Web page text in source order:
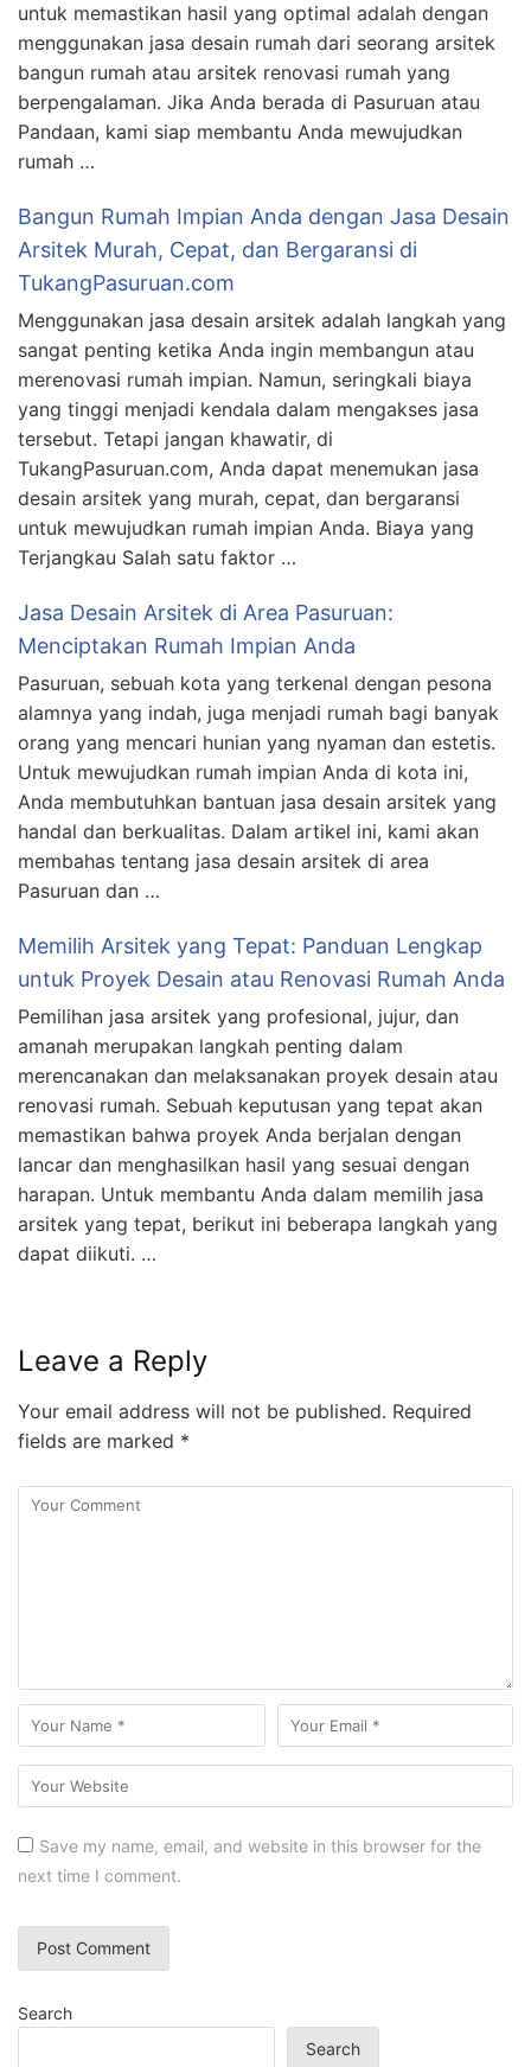
untuk memastikan hasil yang optimal adalah dengan
menggunakan jasa desain rumah dari seorang arsitek
bangun rumah atau arsitek renovasi rumah yang
berpengalaman. Jika Anda berada di Pasuruan atau
Pandaan, kami siap membantu Anda mewujudkan
rumah …
Bangun Rumah Impian Anda dengan Jasa Desain
Arsitek Murah, Cepat, dan Bergaransi di
TukangPasuruan.com
Menggunakan jasa desain arsitek adalah langkah yang
sangat penting ketika Anda ingin membangun atau
merenovasi rumah impian. Namun, seringkali biaya
yang tinggi menjadi kendala dalam mengakses jasa
tersebut. Tetapi jangan khawatir, di
TukangPasuruan.com, Anda dapat menemukan jasa
desain arsitek yang murah, cepat, dan bergaransi
untuk mewujudkan rumah impian Anda. Biaya yang
Terjangkau Salah satu faktor …
Jasa Desain Arsitek di Area Pasuruan:
Menciptakan Rumah Impian Anda
Pasuruan, sebuah kota yang terkenal dengan pesona
alamnya yang indah, juga menjadi rumah bagi banyak
orang yang mencari hunian yang nyaman dan estetis.
Untuk mewujudkan rumah impian Anda di kota ini,
Anda membutuhkan bantuan jasa desain arsitek yang
handal dan berkualitas. Dalam artikel ini, kami akan
membahas tentang jasa desain arsitek di area
Pasuruan dan …
Memilih Arsitek yang Tepat: Panduan Lengkap
untuk Proyek Desain atau Renovasi Rumah Anda
Pemilihan jasa arsitek yang profesional, jujur, dan
amanah merupakan langkah penting dalam
merencanakan dan melaksanakan proyek desain atau
renovasi rumah. Sebuah keputusan yang tepat akan
memastikan bahwa proyek Anda berjalan dengan
lancar dan menghasilkan hasil yang sesuai dengan
harapan. Untuk membantu Anda dalam memilih jasa
arsitek yang tepat, berikut ini beberapa langkah yang
dapat diikuti. …
Leave a Reply
Your email address will not be published. Required
fields are marked *
Save my name, email, and website in this browser for the
next time I comment.
Search
Search